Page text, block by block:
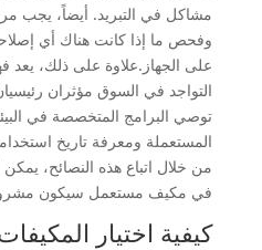
مشاكل في التبريد. أيضاً، يجب
وفحص ما إذا كانت هناك أي
على الجهاز.علاوة على ذلك، يعد
التواجد في السوق مؤثران
توصي البرامج المتخصصة في
المستعملة ومعرفة تاريخ
من خلال اتباع هذه النصائح،
في مكيف مستعمل سيكون
كيفية اختيار